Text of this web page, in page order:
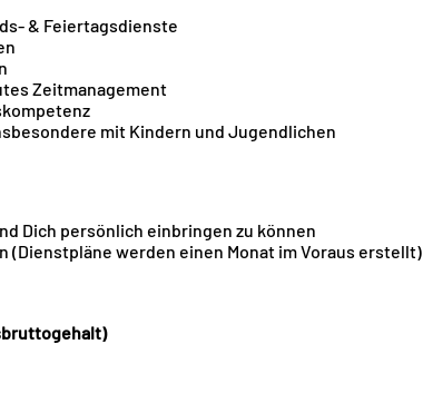
& Feiertagsdienste
Zeitmanagement
mit Kindern und Jugendlichen
Dich persönlich einbringen zu können
(Dienstpläne werden einen Monat im Voraus erstellt)